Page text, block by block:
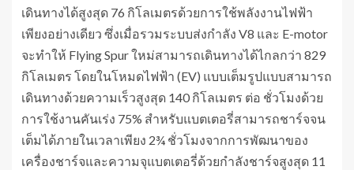
เดินทางได้สูงสุด 76 กิโลเมตรด้วยการใช้พลังงานไฟฟ้า
เพียงอย่างเดียว ซึ่งเมื่อรวมระบบส่งกำลัง V8 และ E-motor
จะทำให้ Flying Spur ใหม่สามารถเดินทางได้ไกลกว่า 829
กิโลเมตร โดยในโหมดไฟฟ้า (EV) แบบเต็มรูปแบบสามารถ
เดินทางด้วยความเร็วสูงสุด 140 กิโลเมตร ต่อ ชั่วโมงด้วย
การใช้งานคันเร่ง 75% สำหรับแบตเตอรี่สามารถชาร์จจน
เต็มได้ภายในเวลาเพียง 2¾ ชั่วโมงจากการพัฒนาของ
เครื่องชาร์จและความจุแบตเตอรี่ด้วยกำลังชาร์จสูงสุด 11